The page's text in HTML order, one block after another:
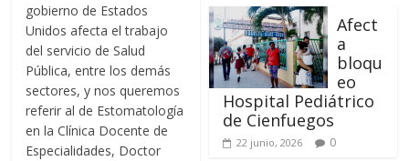
gobierno de Estados
Unidos afecta el trabajo
del servicio de Salud
Pública, entre los demás
sectores, y nos queremos
referir al de Estomatología
en la Clínica Docente de
Especialidades, Doctor
Afect
a
bloqu
eo
Hospital Pediátrico
de Cienfuegos
22 junio, 2026 0